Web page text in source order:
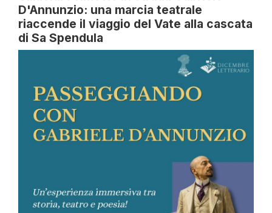
D'Annunzio: una marcia teatrale
riaccende il viaggio del Vate alla cascata
di Sa Spendula